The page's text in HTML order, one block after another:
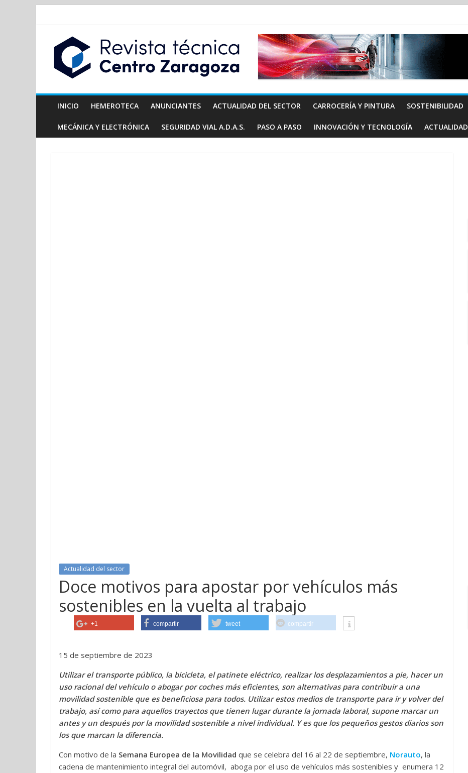
INICIO HEMEROTECA ANUNCIANTES ACTUALIDAD DEL SECTOR CARROCERÍA Y PINTURA SOSTENIBILIDAD
MECÁNICA Y ELECTRÓNICA SEGURIDAD VIAL A.D.A.S. PASO A PASO INNOVACIÓN Y TECNOLOGÍA ACTUALIDAD
Actualidad del sector
Doce motivos para apostar por vehículos más
sostenibles en la vuelta al trabajo
+1 compartir tweet compartir
15 de septiembre de 2023
Utilizar el transporte público, la bicicleta, el patinete eléctrico, realizar los desplazamientos a pie, hacer un
uso racional del vehículo o abogar por coches más eficientes, son alternativas para contribuir a una
movilidad sostenible que es beneficiosa para todos. Utilizar estos medios de transporte para ir y volver del
trabajo, así como para aquellos trayectos que tienen lugar durante la jornada laboral, supone marcar un
antes y un después por la movilidad sostenible a nivel individual. Y es que los pequeños gestos diarios son
los que marcan la diferencia.
Con motivo de la Semana Europea de la Movilidad que se celebra del 16 al 22 de septiembre, Norauto, la
cadena de mantenimiento integral del automóvil, aboga por el uso de vehículos más sostenibles y enumera 12